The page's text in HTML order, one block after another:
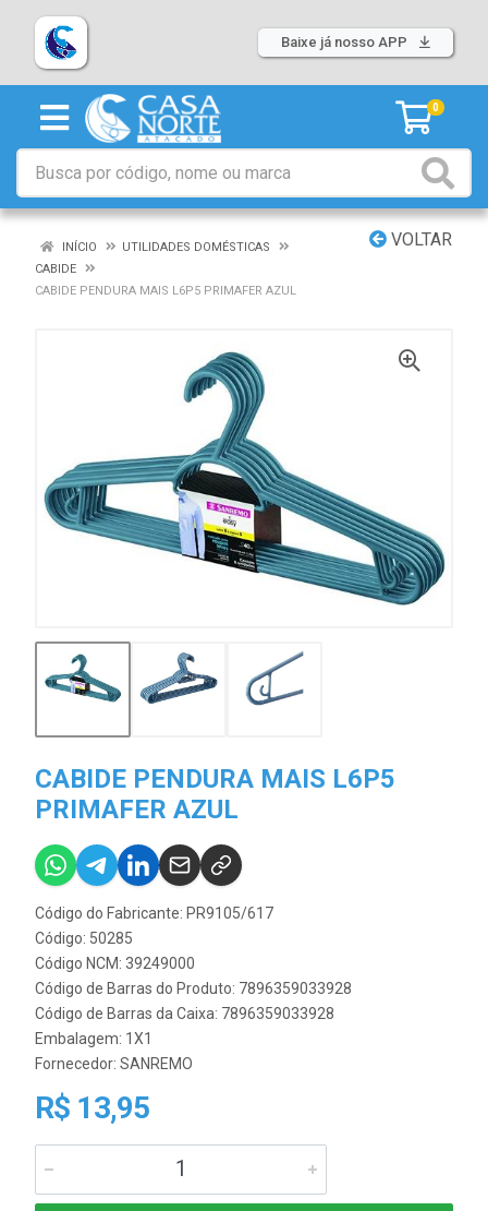
Baixe já nosso APP
0
VOLTAR
INÍCIO
UTILIDADES DOMÉSTICAS
CABIDE
CABIDE PENDURA MAIS L6P5 PRIMAFER AZUL
CABIDE PENDURA MAIS L6P5
PRIMAFER AZUL
Código do Fabricante: PR9105/617
Código: 50285
Código NCM: 39249000
Código de Barras do Produto: 7896359033928
Código de Barras da Caixa: 7896359033928
Embalagem: 1X1
Fornecedor: SANREMO
R$ 13,95